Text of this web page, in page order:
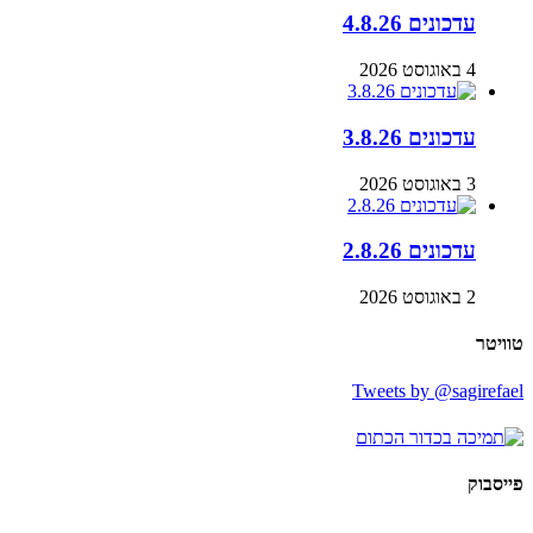
עדכונים 4.8.26
4 באוגוסט 2026
עדכונים 3.8.26
3 באוגוסט 2026
עדכונים 2.8.26
2 באוגוסט 2026
טוויטר
Tweets by @sagirefael
פייסבוק